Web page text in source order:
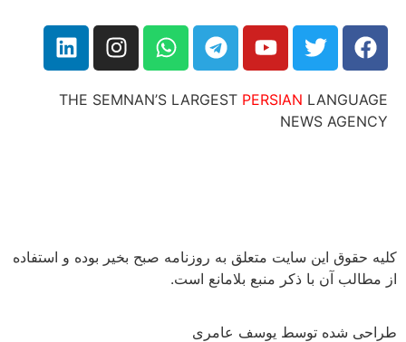
THE SEMNAN’S LARGESTPERSIAN
NEWS
این سایت متعلق به روزنامه صبح بخیر بوده و استفاده
آن با ذکر منبع بلامانع است.
توسط یوسف عامری